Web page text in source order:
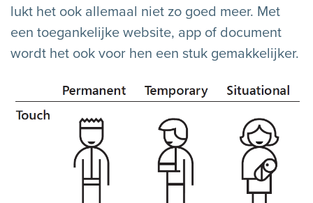
lukt het ook allemaal niet zo goed meer. Met
een toegankelijke website, app of document
wordt het ook voor hen een stuk gemakkelijker.